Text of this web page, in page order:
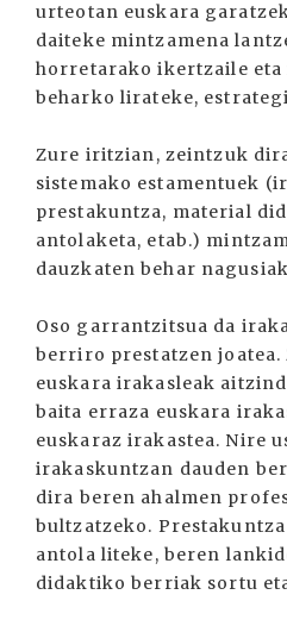
urteotan euskara
daiteke mintzamena
horretarako ikertzaile
beharko lirateke,
Zure iritzian, zeintzuk
sistemako estamentuek
prestakuntza, material
antolaketa, etab.)
dauzkaten behar
Oso garrantzitsua da
berriro prestatzen joatea.
euskara irakasleak
baita erraza euskara
euskaraz irakastea. Nire
irakaskuntzan dauden
dira beren ahalmen
bultzatzeko.
antola liteke, beren
didaktiko berriak sortu